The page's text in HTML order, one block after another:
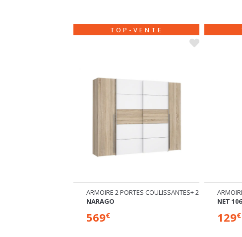
COULISSANTES+ 2 BATTANTES
TOP-VENTE
ARMOIRE 2 PORTES
NET 106
129€ 869€